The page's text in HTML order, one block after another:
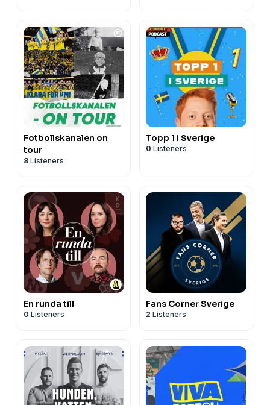
Fotbollskanalen on
tour
8 Listeners
Topp 1 i Sverige
0 Listeners
En runda till
0 Listeners
Fans Corner Sverige
2 Listeners